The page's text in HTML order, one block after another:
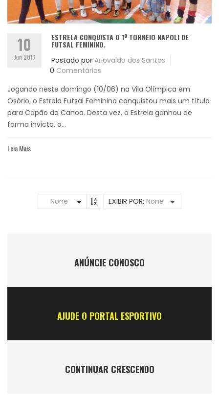
10
Jun 2018
ESTRELA CONQUISTA O 1º TORNEIO NAPOLI DE
FUTSAL FEMININO.
Postado por Ariovaldo dos Santos
0 Comentários
Jogando neste domingo (10/06) na Vila Olímpica em
Osório, o Estrela Futsal Feminino conquistou mais um título
para Capão da Canoa. Desta vez, o Estrela ganhou de
forma invicta, o...
Leia Mais
None EXIBIR POR: None
ANÚNCIE CONOSCO
AJUDE O PORTAL ESPORTIVO
CONTINUAR CRESCENDO